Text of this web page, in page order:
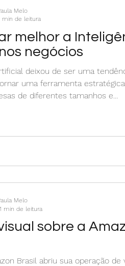
construir r
melhor a
negócios
deixou de ser uma
uma ferramenta
de diferentes tamanhos e
eficiente vai muito além de
tomada de decisões e
Melo
min de leitura
sobre a
Brasil abriu sua operação de
Melo
1 min de leitura